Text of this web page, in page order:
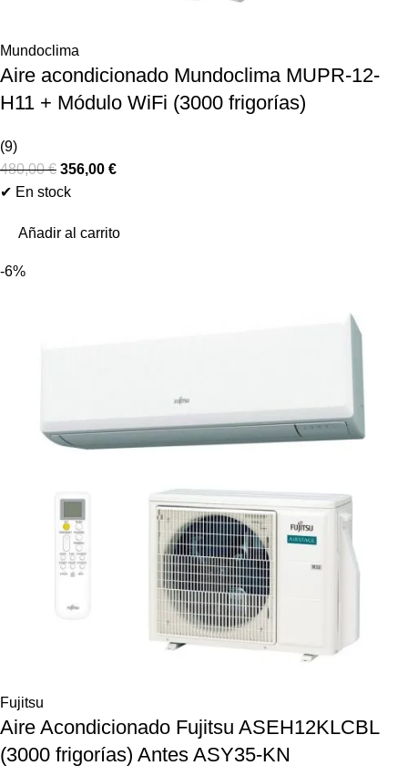
Mundoclima
Aire acondicionado Mundoclima MUPR-12-
H11 + Módulo WiFi (3000 frigorías)
(9)
480,00€ 356,00 €
✔ En stock
Añadir al carrito
-6%
Fujitsu
Aire Acondicionado Fujitsu ASEH12KLCBL
(3000 frigorías) Antes ASY35-KN